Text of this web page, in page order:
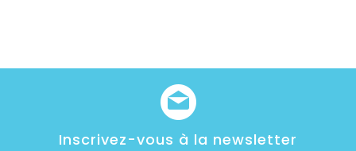
Inscrivez-vous à la newsletter